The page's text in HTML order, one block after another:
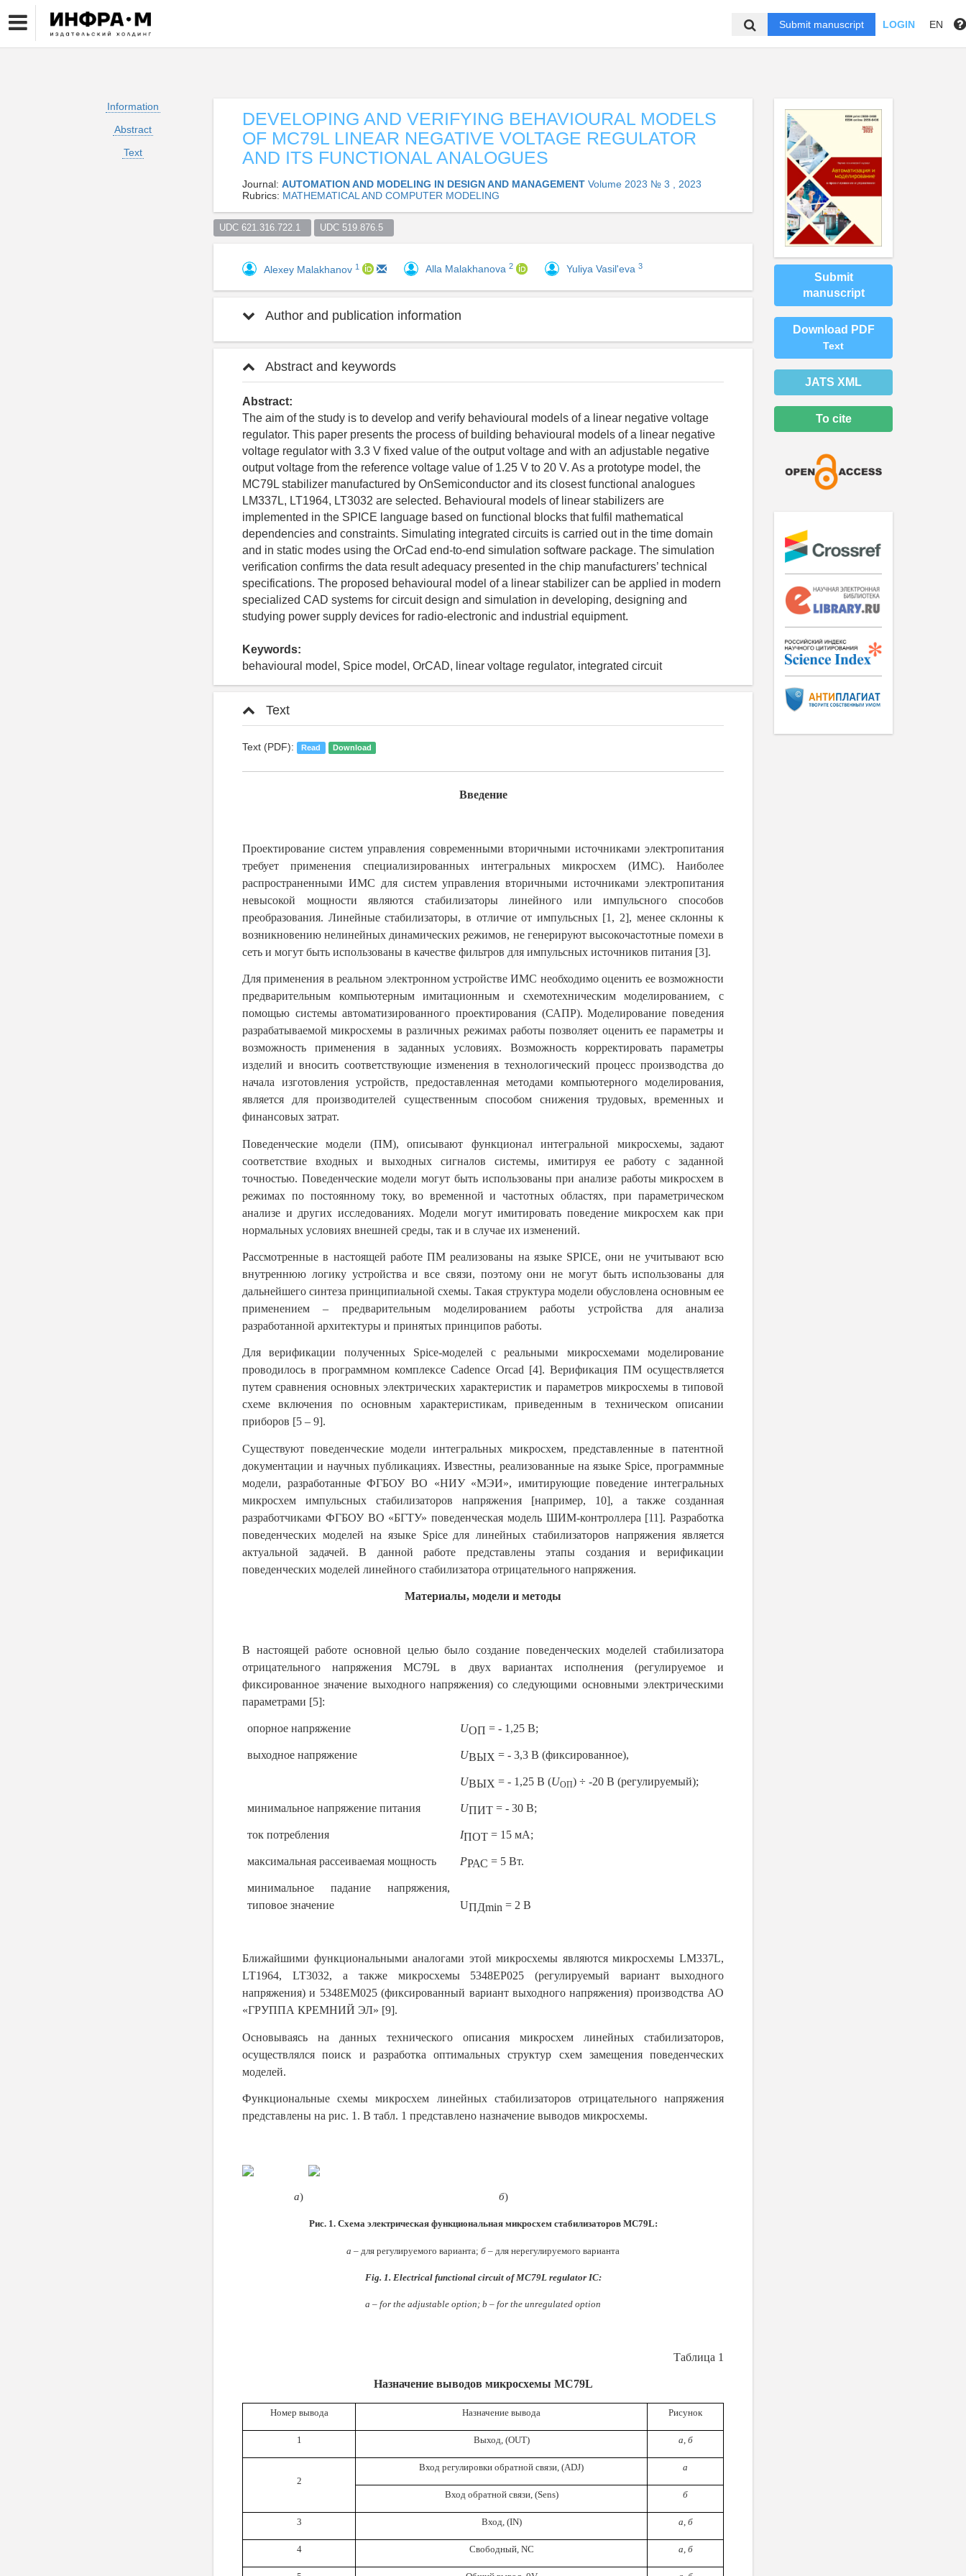
Submit manuscript LOGIN EN
Information
Abstract
Text
DEVELOPING AND VERIFYING BEHAVIOURAL MODELS
OF MC79L LINEAR NEGATIVE VOLTAGE REGULATOR
AND ITS FUNCTIONAL ANALOGUES
Journal: AUTOMATION AND MODELING IN DESIGN AND MANAGEMENT Volume 2023 № 3 , 2023
Rubrics: MATHEMATICAL AND COMPUTER MODELING
UDC 621.316.722.1 UDC 519.876.5
Alexey Malakhanov 1 Alla Malakhanova 2 Yuliya Vasil'eva 3
Author and publication information
Abstract and keywords
Abstract:
The aim of the study is to develop and verify behavioural models of a linear negative voltage
regulator. This paper presents the process of building behavioural models of a linear negative
voltage regulator with 3.3 V fixed value of the output voltage and with an adjustable negative
output voltage from the reference voltage value of 1.25 V to 20 V. As a prototype model, the
MC79L stabilizer manufactured by OnSemiconductor and its closest functional analogues
LM337L, LT1964, LT3032 are selected. Behavioural models of linear stabilizers are
implemented in the SPICE language based on functional blocks that fulfil mathematical
dependencies and constraints. Simulating integrated circuits is carried out in the time domain
and in static modes using the OrCad end-to-end simulation software package. The simulation
verification confirms the data result adequacy presented in the chip manufacturers’ technical
specifications. The proposed behavioural model of a linear stabilizer can be applied in modern
specialized CAD systems for circuit design and simulation in developing, designing and
studying power supply devices for radio-electronic and industrial equipment.
Keywords:
behavioural model, Spice model, OrCAD, linear voltage regulator, integrated circuit
Text
Text (PDF): Read Download
Введение
Проектирование систем управления современными вторичными источниками электропитания
требует применения специализированных интегральных микросхем (ИМС). Наиболее
распространенными ИМС для систем управления вторичными источниками электропитания
невысокой мощности являются стабилизаторы линейного или импульсного способов
преобразования. Линейные стабилизаторы, в отличие от импульсных [1, 2], менее склонны к
возникновению нелинейных динамических режимов, не генерируют высокочастотные помехи в
сеть и могут быть использованы в качестве фильтров для импульсных источников питания [3].
Для применения в реальном электронном устройстве ИМС необходимо оценить ее возможности
предварительным компьютерным имитационным и схемотехническим моделированием, с
помощью системы автоматизированного проектирования (САПР). Моделирование поведения
разрабатываемой микросхемы в различных режимах работы позволяет оценить ее параметры и
возможность применения в заданных условиях. Возможность корректировать параметры
изделий и вносить соответствующие изменения в технологический процесс производства до
начала изготовления устройств, предоставленная методами компьютерного моделирования,
является для производителей существенным способом снижения трудовых, временных и
финансовых затрат.
Поведенческие модели (ПМ), описывают функционал интегральной микросхемы, задают
соответствие входных и выходных сигналов системы, имитируя ее работу с заданной
точностью. Поведенческие модели могут быть использованы при анализе работы микросхем в
режимах по постоянному току, во временной и частотных областях, при параметрическом
анализе и других исследованиях. Модели могут имитировать поведение микросхем как при
нормальных условиях внешней среды, так и в случае их изменений.
Рассмотренные в настоящей работе ПМ реализованы на языке SPICE, они не учитывают всю
внутреннюю логику устройства и все связи, поэтому они не могут быть использованы для
дальнейшего синтеза принципиальной схемы. Такая структура модели обусловлена основным ее
применением – предварительным моделированием работы устройства для анализа
разработанной архитектуры и принятых принципов работы.
Для верификации полученных Spice-моделей с реальными микросхемами моделирование
проводилось в программном комплексе Cadence Orcad [4]. Верификация ПМ осуществляется
путем сравнения основных электрических характеристик и параметров микросхемы в типовой
схеме включения по основным характеристикам, приведенным в техническом описании
приборов [5 – 9].
Существуют поведенческие модели интегральных микросхем, представленные в патентной
документации и научных публикациях. Известны, реализованные на языке Spice, программные
модели, разработанные ФГБОУ ВО «НИУ «МЭИ», имитирующие поведение интегральных
микросхем импульсных стабилизаторов напряжения [например, 10], а также созданная
разработчиками ФГБОУ ВО «БГТУ» поведенческая модель ШИМ-контроллера [11]. Разработка
поведенческих моделей на языке Spice для линейных стабилизаторов напряжения является
актуальной задачей. В данной работе представлены этапы создания и верификации
поведенческих моделей линейного стабилизатора отрицательного напряжения.
Материалы, модели и методы
В настоящей работе основной целью было создание поведенческих моделей стабилизатора
отрицательного напряжения MC79L в двух вариантах исполнения (регулируемое и
фиксированное значение выходного напряжения) со следующими основными электрическими
параметрами [5]:
опорное напряжение UОП = - 1,25 В;
выходное напряжение UВЫХ = - 3,3 В (фиксированное),
UВЫХ = - 1,25 В (UОП) ÷ -20 В (регулируемый);
минимальное напряжение питания UПИТ = - 30 В;
ток потребления IПОТ = 15 мА;
максимальная рассеиваемая мощность РРАС= 5 Вт.
минимальное падание напряжения,
типовое значение
UПДmin = 2 В
Ближайшими функциональными аналогами этой микросхемы являются микросхемы LM337L,
LT1964, LT3032, а также микросхемы 5348ЕР025 (регулируемый вариант выходного
напряжения) и 5348ЕМ025 (фиксированный вариант выходного напряжения) производства АО
«ГРУППА КРЕМНИЙ ЭЛ» [9].
Основываясь на данных технического описания микросхем линейных стабилизаторов,
осуществлялся поиск и разработка оптимальных структур схем замещения поведенческих
моделей.
Функциональные схемы микросхем линейных стабилизаторов отрицательного напряжения
представлены на рис. 1. В табл. 1 представлено назначение выводов микросхемы.
а) б)
Рис. 1. Схема электрическая функциональная микросхем стабилизаторов MC79L:
а – для регулируемого варианта; б – для нерегулируемого варианта
Fig. 1. Electrical functional circuit of MC79L regulator IC:
a – for the adjustable option; b – for the unregulated option
Таблица 1
Назначение выводов микросхемы МС79L
Номер вывода Назначение вывода Рисунок
1 Выход, (OUT) а,б
2
Вход регулировки обратной связи, (ADJ) а
Вход обратной связи, (Sens) б
3 Вход, (IN) а,б
4 Свободный, NC а,б
Submit
manuscript
Download PDF
Text
JATS XML
To cite